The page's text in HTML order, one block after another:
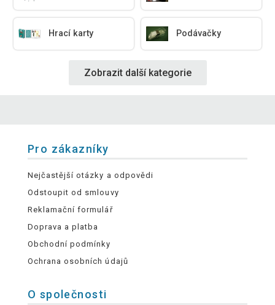
Hrací karty Podávačky
Zobrazit další kategorie
Pro zákazníky
Nejčastější otázky a odpovědi
Odstoupit od smlouvy
Reklamační formulář
Doprava a platba
Obchodní podmínky
Ochrana osobních údajů
O společnosti